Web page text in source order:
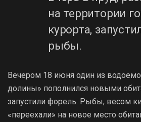
на территории
курорта,
рыбы.
Вечером 18 июня один из
долины» пополнился новыми
запустили форель. Рыбы, весом
«переехали» на новое место